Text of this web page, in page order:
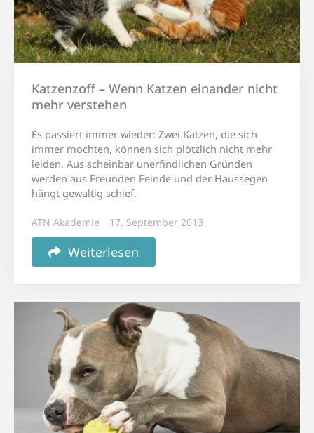
Katzenzoff – Wenn Katzen einander nicht
mehr verstehen
Es passiert immer wieder: Zwei Katzen, die sich
immer mochten, können sich plötzlich nicht mehr
leiden. Aus scheinbar unerfindlichen Gründen
werden aus Freunden Feinde und der Haussegen
hängt gewaltig schief.
ATN Akademie 17. September 2013
Weiterlesen